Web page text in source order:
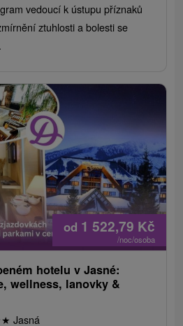
vedoucí k ústupu příznaků
ztuhlosti a bolesti se
od 1 522,79 Kč
/noc/osoba
hotelu v Jasné:
wellness, lanovky &
★ Jasná